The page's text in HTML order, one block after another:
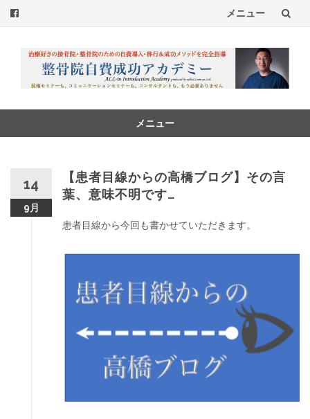
メニュー
ス
メニュー
14
9月
【患者目線からの高橋ブログ】その言
葉、意味不明です…
患者目線から今回も書かせていただきます。